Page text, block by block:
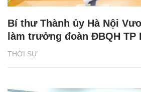
THỜI SỰ
Bí thư Thành ủy Hà Nội
làm trưởng đoàn ĐBQH TP